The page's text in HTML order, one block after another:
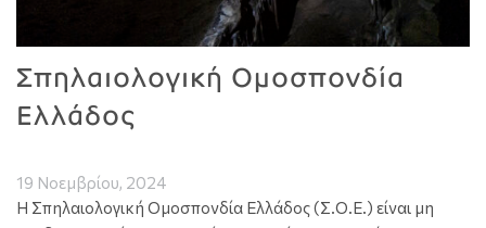
Σπηλαιολογική Ομοσπονδία
Ελλάδος
19 Νοεμβρίου, 2024
Η Σπηλαιολογική Ομοσπονδία Ελλάδος (Σ.Ο.Ε.) είναι μη